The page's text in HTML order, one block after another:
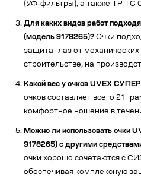
(УФ-фильтры), а также ТР ТС
Для каких видов работ
(модель 9178265)? Очки
защита глаз от
строительстве, на
Какой вес у очков UVEX
очков составляет всего 21
комфортное ношение в
Можно ли использовать очки
9178265) с другими
очки хорошо сочетаются с
обеспечивая комплексную